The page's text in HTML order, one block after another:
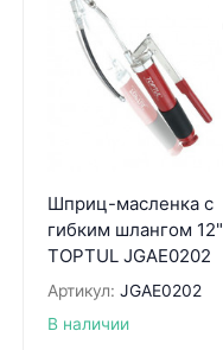
Шприц-масленка с
гибким шлангом 12"
TOPTUL JGAE0202
Артикул: JGAE0202
В наличии